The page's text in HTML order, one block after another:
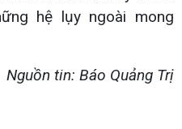
hệ lụy ngoài mong
Nguồn tin: Báo Quảng Trị